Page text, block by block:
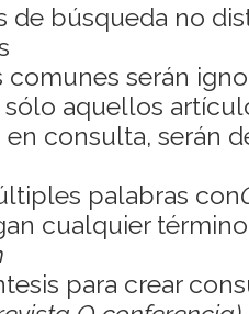
de búsqueda no
comunes serán
sólo aquellos
consulta, serán
palabras con
cualquier
para crear